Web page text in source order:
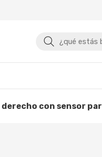
Buscar
derecho con sensor